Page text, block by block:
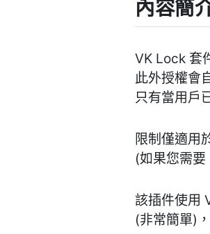
內容簡
VK Lock 套
此外授權會
只有當用戶
限制僅適用
(如果您需
該插件使用
(非常簡單)